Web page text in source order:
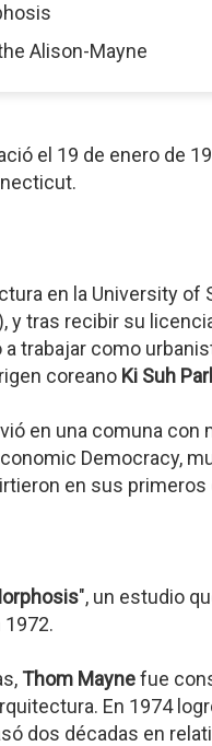
Alison-Mayne
el 19 de enero de
en la University of
y tras recibir su
trabajar como
coreano Ki Suh
en una comuna con
Democracy,
en sus primeros
", un estudio
1972.
Thom Maynefue
En 1974
dos décadas en